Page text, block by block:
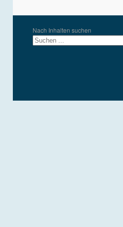
Nach Inhalten suchen